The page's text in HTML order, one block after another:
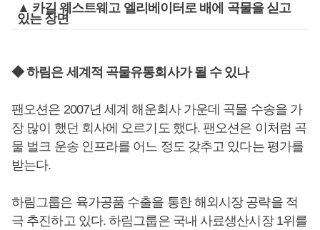
▲ 카길 웨스트웨고 엘리베이터로 배에 곡물을 싣고
있는 장면
◆ 하림은 세계적 곡물유통회사가 될 수 있나
팬오션은 2007년 세계 해운회사 가운데 곡물 수송을 가
장 많이 했던 회사에 오르기도 했다. 팬오션은 이처럼 곡
물 벌크 운송 인프라를 어느 정도 갖추고 있다는 평가를
받는다.
하림그룹은 육가공품 수출을 통한 해외시장 공략을 적
극 추진하고 있다. 하림그룹은 국내 사료생산시장 1위를